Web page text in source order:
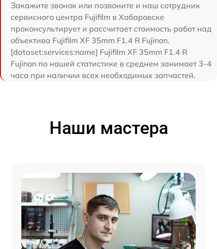
Закажите звонок или позвоните и наш сотрудник
сервисного центра Fujifilm в Хабаровске
проконсультирует и рассчитает стоимость работ над
объектива Fujifilm XF 35mm F1.4 R Fujinon.
[dataset:services:name] Fujifilm XF 35mm F1.4 R
Fujinon по нашей статистике в среднем занимает 3-4
часа при наличии всех необходимых запчастей.
Наши мастера